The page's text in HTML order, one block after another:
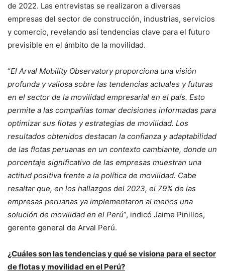
de 2022. Las entrevistas se realizaron a diversas
empresas del sector de construcción, industrias, servicios
y comercio, revelando así tendencias clave para el futuro
previsible en el ámbito de la movilidad.
“El Arval Mobility Observatory proporciona una visión
profunda y valiosa sobre las tendencias actuales y futuras
en el sector de la movilidad empresarial en el país. Esto
permite a las compañías tomar decisiones informadas para
optimizar sus flotas y estrategias de movilidad. Los
resultados obtenidos destacan la confianza y adaptabilidad
de las flotas peruanas en un contexto cambiante, donde un
porcentaje significativo de las empresas muestran una
actitud positiva frente a la política de movilidad. Cabe
resaltar que, en los hallazgos del 2023, el 79% de las
empresas peruanas ya implementaron al menos una
solución de movilidad en el Perú”, indicó Jaime Pinillos,
gerente general de Arval Perú.
¿Cuáles son las tendencias y qué se visiona para el sector
de flotas y movilidad en el Perú?